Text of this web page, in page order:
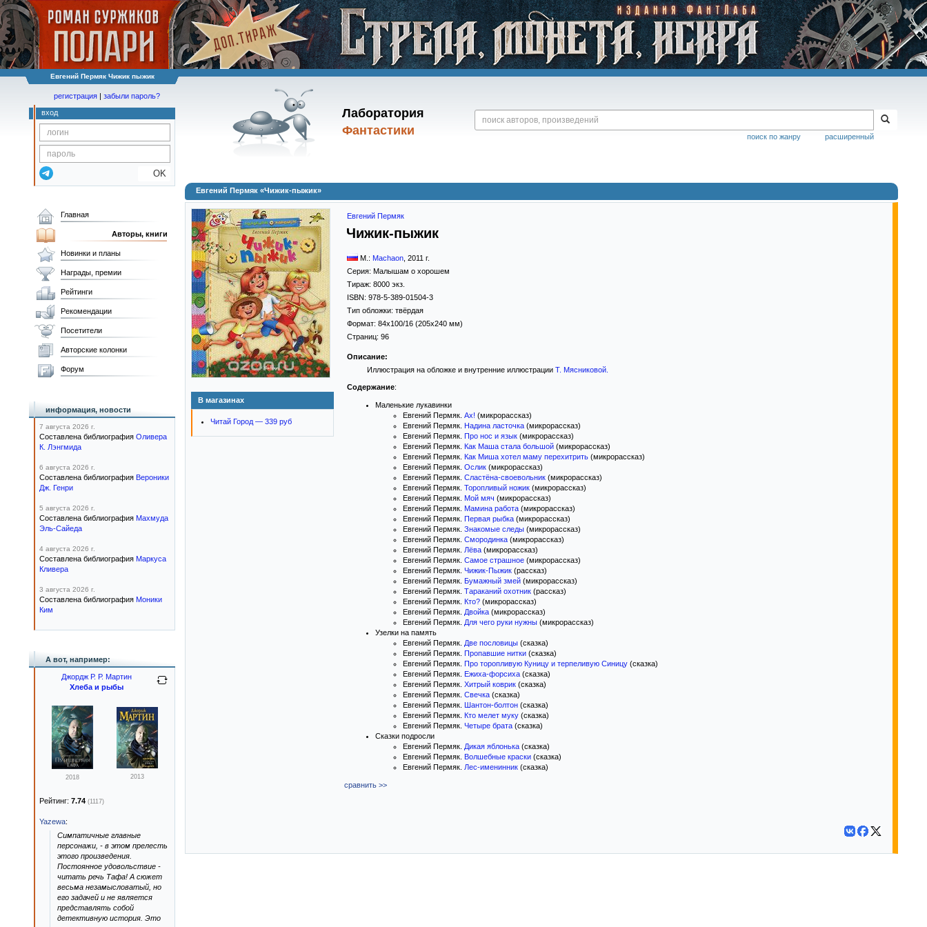
Евгений Пермяк Чижик пыжик
Лаборатория
Фантастики
расширенный
поиск по жанру
регистрация | забыли пароль?
вход
OK
Евгений Пермяк «Чижик-пыжик»
В магазинах
Читай Город — 339 руб
Евгений Пермяк
Чижик-пыжик
М.: Machaon 2011 г.
Серия: Малышам о хорошем
Тираж: 8000 экз.
ISBN: 978-5-389-01504-3
Тип обложки: твёрдая
Формат: 84x100/16 (205x240 мм)
Страниц: 96
Описание:
Иллюстрация на обложке и внутренние иллюстрации Т. Мясниковой.
Содержание:
Маленькие лукавинки
Евгений Пермяк. Ах! (микрорассказ)
Евгений Пермяк. Надина ласточка (микрорассказ)
Евгений Пермяк. Про нос и язык (микрорассказ)
Евгений Пермяк. Как Маша стала большой (микрорассказ)
Евгений Пермяк. Как Миша хотел маму перехитрить (микрорассказ)
Евгений Пермяк. Ослик (микрорассказ)
Евгений Пермяк. Сластёна-своевольник (микрорассказ)
Евгений Пермяк. Торопливый ножик (микрорассказ)
Евгений Пермяк. Мой мяч (микрорассказ)
Евгений Пермяк. Мамина работа (микрорассказ)
Евгений Пермяк. Первая рыбка (микрорассказ)
Евгений Пермяк. Знакомые следы (микрорассказ)
Евгений Пермяк. Смородинка (микрорассказ)
Евгений Пермяк. Лёва (микрорассказ)
Евгений Пермяк. Самое страшное (микрорассказ)
Евгений Пермяк. Чижик-Пыжик (рассказ)
Евгений Пермяк. Бумажный змей (микрорассказ)
Евгений Пермяк. Тараканий охотник (рассказ)
Евгений Пермяк. Кто? (микрорассказ)
Евгений Пермяк. Двойка (микрорассказ)
Евгений Пермяк. Для чего руки нужны (микрорассказ)
Узелки на память
Евгений Пермяк. Две пословицы (сказка)
Евгений Пермяк. Пропавшие нитки (сказка)
Евгений Пермяк. Про торопливую Куницу и терпеливую Синицу (сказка)
Евгений Пермяк. Ежиха-форсиха (сказка)
Евгений Пермяк. Хитрый коврик (сказка)
Евгений Пермяк. Свечка (сказка)
Евгений Пермяк. Шантон-болтон (сказка)
Евгений Пермяк. Кто мелет муку (сказка)
Евгений Пермяк. Четыре брата (сказка)
Сказки подросли
Евгений Пермяк. Дикая яблонька (сказка)
Евгений Пермяк. Волшебные краски (сказка)
Евгений Пермяк. Лес-именинник (сказка)
сравнить >>
Главная
Авторы, книги
Новинки и планы
Награды, премии
Рейтинги
Рекомендации
Посетители
Авторские колонки
Форум
информация, новости
7 августа 2026 г.
Составлена библиография Оливера
К. Лэнгмида
6 августа 2026 г.
Составлена библиография Вероники
Дж. Генри
5 августа 2026 г.
Составлена библиография Махмуда
Эль-Сайеда
4 августа 2026 г.
Составлена библиография Маркуса
Кливера
3 августа 2026 г.
Составлена библиография Моники
Ким
А вот, например:
Джордж Р. Р. Мартин
Хлеба и рыбы
2018 2013
Рейтинг: 7.74 (1117)
Yazewa:
Симпатичные главные
персонажи, - в этом прелесть
этого произведения.
Постоянное удовольствие -
читать речь Тафа! А сюжет
весьма незамысловатый, но
его задачей и не является
представлять собой
детективную история. Это